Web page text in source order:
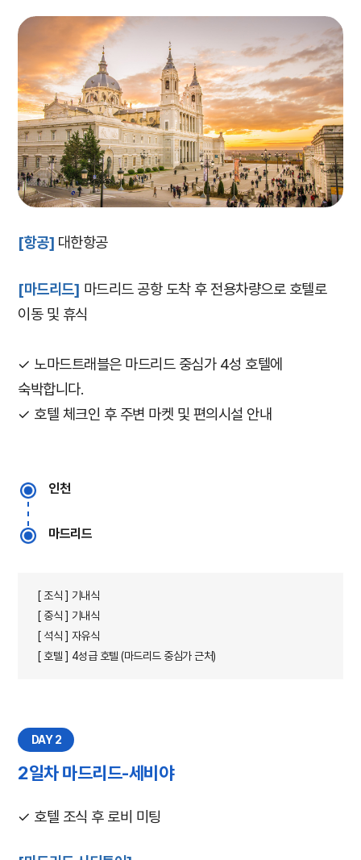
[항공] 대한항공
[마드리드] 마드리드 공항 도착 후 전용차량으로 호텔로
이동 및 휴식
✓ 노마드트래블은 마드리드 중심가 4성 호텔에
숙박합니다.
✓ 호텔 체크인 후 주변 마켓 및 편의시설 안내
인천
마드리드
[ 조식 ] 기내식
[ 중식 ] 기내식
[ 석식 ] 자유식
[ 호텔 ] 4성급 호텔 (마드리드 중심가 근처)
DAY 2
2일차 마드리드-세비야
✓ 호텔 조식 후 로비 미팅